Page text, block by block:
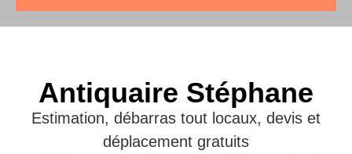
Antiquaire Stéphane
Estimation, débarras tout locaux, devis et
déplacement gratuits